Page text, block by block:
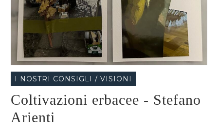
I NOSTRI CONSIGLI / VISIONI
Coltivazioni erbacee - Stefano
Arienti